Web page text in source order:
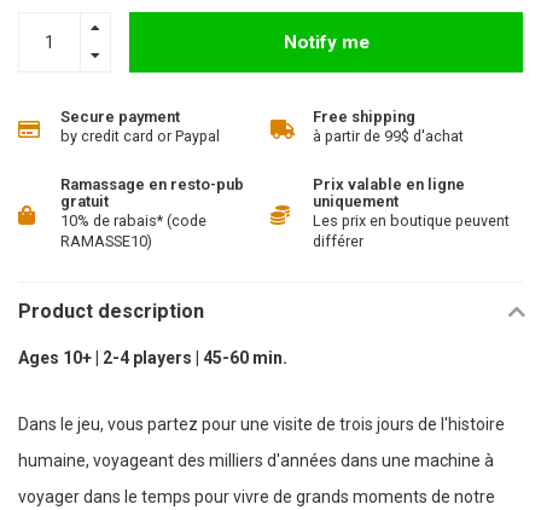
Notify me
Secure payment
by credit card or Paypal
Free shipping
à partir de 99$ d'achat
Ramassage en resto-pub
gratuit
10% de rabais* (code
RAMASSE10)
Prix valable en ligne
uniquement
Les prix en boutique peuvent
différer
Product description
Ages 10+ | 2-4 players | 45-60 min.
Dans le jeu, vous partez pour une visite de trois jours de l'histoire
humaine, voyageant des milliers d'années dans une machine à
voyager dans le temps pour vivre de grands moments de notre